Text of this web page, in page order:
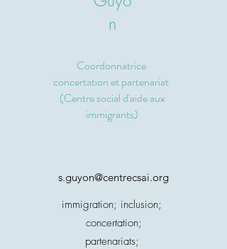
n
Coordonnatrice
concertation et partenariat
(Centre social d'aideaux
immigrants)
s.guyon@centrecsai.org
immigration; inclusion;
concertation;
partenariats;